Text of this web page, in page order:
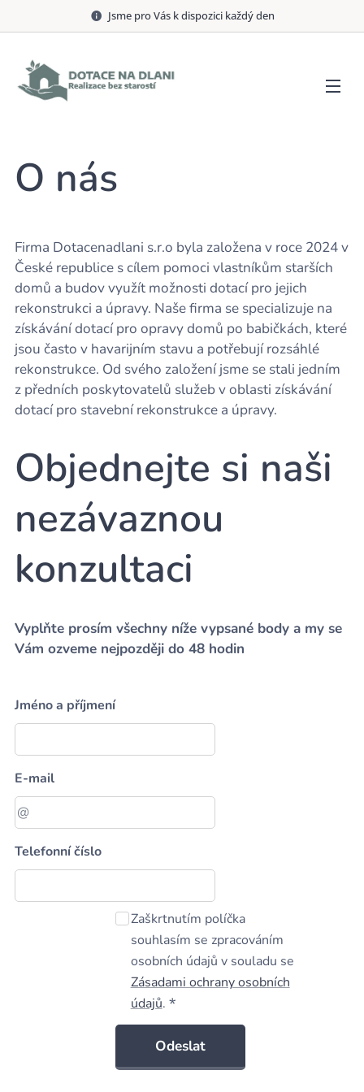
Jsme pro Vás k dispozici každý den
O nás
Firma Dotacenadlani s.r.o byla založena v roce 2024 v
České republice s cílem pomoci vlastníkům starších
domů a budov využít možnosti dotací pro jejich
rekonstrukci a úpravy. Naše firma se specializuje na
získávání dotací pro opravy domů po babičkách, které
jsou často v havarijním stavu a potřebují rozsáhlé
rekonstrukce. Od svého založení jsme se stali jedním
z předních poskytovatelů služeb v oblasti získávání
dotací pro stavební rekonstrukce a úpravy.
Objednejte si naši
nezávaznou
konzultaci
Vyplňte prosím všechny níže vypsané body a my se
Vám ozveme nejpozději do 48 hodin
Jméno a příjmení
E-mail
Telefonní číslo
Zaškrtnutím políčka
souhlasím se zpracováním
osobních údajů v souladu se
Zásadami ochrany osobních
údajů.
Odeslat